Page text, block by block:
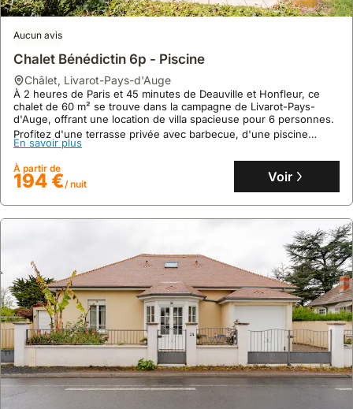
Aucun avis
Chalet Bénédictin 6p - Piscine
châlet, Livarot-Pays-d'Auge
À 2 heures de Paris et 45 minutes de Deauville et Honfleur, ce
chalet de 60 m² se trouve dans la campagne de Livarot-Pays-
d'Auge, offrant une location de villa spacieuse pour 6 personnes.
Profitez d'une terrasse privée avec barbecue, d'une piscine
chauffée partagée et d'un terrain de pétanque, dans cet
hébergement de vacances acceptant les animaux.
En savoir plus
À partir de
194 €/ nuit Voir